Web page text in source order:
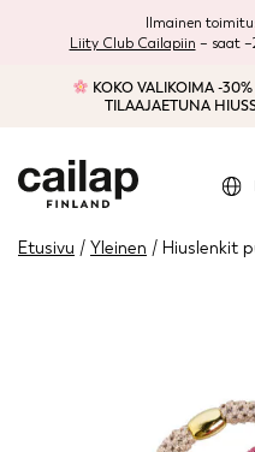
Ilmainen
Liity Club Cailapiin – saat
KOKO VALIKOIMA -
TILAAJAETUNA
Etusivu / Yleinen / Hiuslenkit